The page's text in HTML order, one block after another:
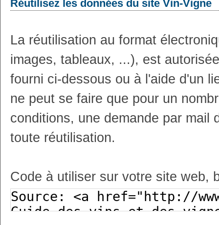
Réutilisez les données du site Vin-Vigne
La réutilisation au format
images, tableaux, ...), est
fourni ci-dessous ou à l'aide d'un
ne peut se faire que pour un
conditions, une demande par mail
toute réutilisation.
Code à utiliser sur votre site web,